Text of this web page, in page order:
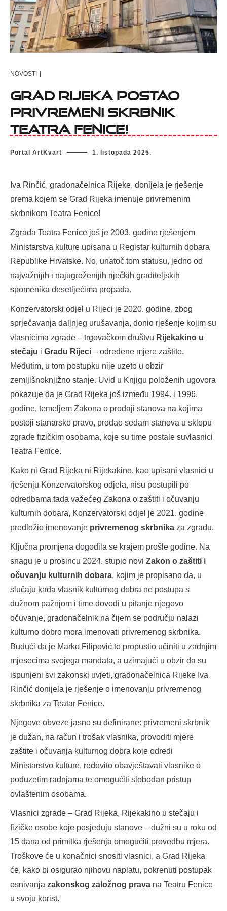
NOVOSTI |
Grad Rijeka postao
privremeni skrbnik
Teatra Fenice!
Portal ArtKvart 1. listopada 2025.
Iva Rinčić, gradonačelnica Rijeke, donijela je rješenje
prema kojem se Grad Rijeka imenuje privremenim
skrbnikom Teatra Fenice!
Zgrada Teatra Fenice još je 2003. godine rješenjem
Ministarstva kulture upisana u Registar kulturnih dobara
Republike Hrvatske. No, unatoč tom statusu, jedno od
najvažnijih i najugroženijih riječkih graditeljskih
spomenika desetljećima propada.
Konzervatorski odjel u Rijeci je 2020. godine, zbog
sprječavanja daljnjeg urušavanja, donio rješenje kojim su
vlasnicima zgrade – trgovačkom društvu Rijekakino u
stečaju i Gradu Rijeci – određene mjere zaštite.
Međutim, u tom postupku nije uzeto u obzir
zemljišnoknjižno stanje. Uvid u Knjigu položenih ugovora
pokazuje da je Grad Rijeka još između 1994. i 1996.
godine, temeljem Zakona o prodaji stanova na kojima
postoji stanarsko pravo, prodao sedam stanova u sklopu
zgrade fizičkim osobama, koje su time postale suvlasnici
Teatra Fenice.
Kako ni Grad Rijeka ni Rijekakino, kao upisani vlasnici u
rješenju Konzervatorskog odjela, nisu postupili po
odredbama tada važećeg Zakona o zaštiti i očuvanju
kulturnih dobara, Konzervatorski odjel je 2021. godine
predložio imenovanje privremenog skrbnika za zgradu.
Ključna promjena dogodila se krajem prošle godine. Na
snagu je u prosincu 2024. stupio novi Zakon o zaštiti i
očuvanju kulturnih dobara, kojim je propisano da, u
slučaju kada vlasnik kulturnog dobra ne postupa s
dužnom pažnjom i time dovodi u pitanje njegovo
očuvanje, gradonačelnik na čijem se području nalazi
kulturno dobro mora imenovati privremenog skrbnika.
Budući da je Marko Filipović to propustio učiniti u zadnjim
mjesecima svojega mandata, a uzimajući u obzir da su
ispunjeni svi zakonski uvjeti, gradonačelnica Rijeke Iva
Rinčić donijela je rješenje o imenovanju privremenog
skrbnika za Teatar Fenice.
Njegove obveze jasno su definirane: privremeni skrbnik
je dužan, na račun i trošak vlasnika, provoditi mjere
zaštite i očuvanja kulturnog dobra koje odredi
Ministarstvo kulture, redovito obavještavati vlasnike o
poduzetim radnjama te omogućiti slobodan pristup
ovlaštenim osobama.
Vlasnici zgrade – Grad Rijeka, Rijekakino u stečaju i
fizičke osobe koje posjeduju stanove – dužni su u roku od
15 dana od primitka rješenja omogućiti provedbu mjera.
Troškove će u konačnici snositi vlasnici, a Grad Rijeka
će, kako bi osigurao njihovu naplatu, pokrenuti postupak
osnivanja zakonskog založnog prava na Teatru Fenice
u svoju korist.